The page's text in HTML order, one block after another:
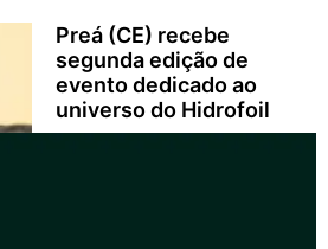
Preá (CE) recebe
segunda edição de
evento dedicado ao
universo do Hidrofoil